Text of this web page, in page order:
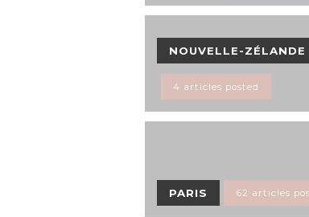
NOUVELLE-ZÉLANDE
4 articles posted
PARIS 62 articles